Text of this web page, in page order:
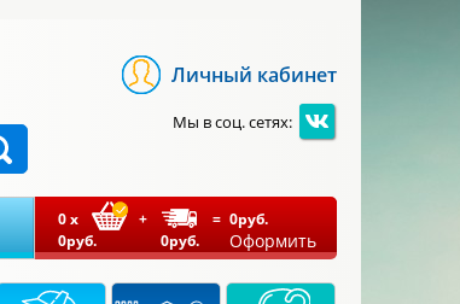
Личный кабинет
Мы в соц. сетях:
0x
0руб.
+
0руб.
= 0руб.
Оформить